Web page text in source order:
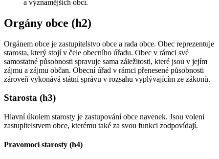
a významějších obcí.
Orgány obce (h2)
Orgánem obce je zastupitelstvo obce a rada obce. Obec reprezentuje
starosta, který stojí v čele obecního úřadu. Obec v rámci své
samostatné působnosti spravuje sama záležitosti, které jsou v jejím
zájmu a zájmu občan. Obecní úřad v rámci přenesené působnosti
zároveň vykonává státní správu v rozsahu vyplývajícím ze zákonů.
Starosta (h3)
Hlavní úkolem starosty je zastupování obce navenek. Jsou voleni
zastupitelstvem obce, kterému také za svou funkci zodpovídají.
Pravomoci starosty (h4)